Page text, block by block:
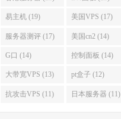
易主机 (19) 美国VPS (17)
服务器测评 (17) 美国cn2 (14)
G口 (14) 控制面板 (14)
大带宽VPS (13) pt盒子 (12)
抗攻击VPS (11) 日本服务器 (11)